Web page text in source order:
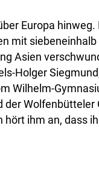
Europa hinweg.
mit siebeneinhalb
Asien
Holger
Wilhelm-
der Wolfenbütteler
ihm an, dass